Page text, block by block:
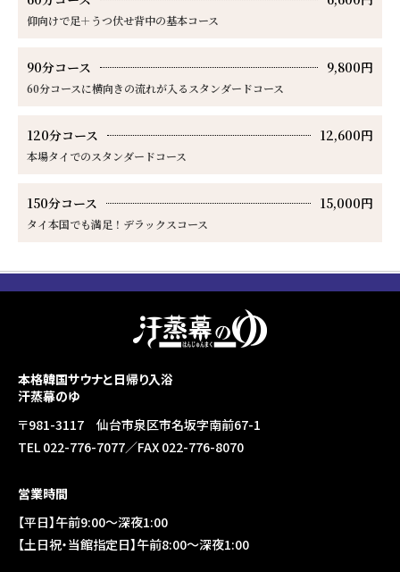
仰向けで足＋うつ伏せ背中の基本コース
90分コース 9,800円
60分コースに横向きの流れが入るスタンダードコース
120分コース 12,600円
本場タイでのスタンダードコース
150分コース 15,000円
タイ本国でも満足！デラックスコース
本格韓国サウナと日帰り入浴
汗蒸幕のゆ
〒981-3117 仙台市泉区市名坂字南前67-1
TEL 022-776-7077／FAX 022-776-8070
営業時間
【平日】午前9:00～深夜1:00
【土日祝・当館指定日】午前8:00～深夜1:00